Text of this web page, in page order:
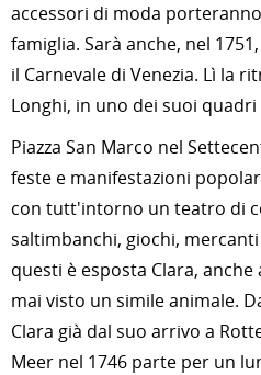
accessori di moda
famiglia. Sarà anche, nel
il Carnevale di Venezia. Lì la
Longhi, in uno dei suoi
Piazza San Marco nel
feste e manifestazioni
con tutt'intorno un teatro di
saltimbanchi, giochi,
questi è esposta Clara, anche
mai visto un simile animale.
Clara già dal suo arrivo a
Meer nel 1746 parte per un